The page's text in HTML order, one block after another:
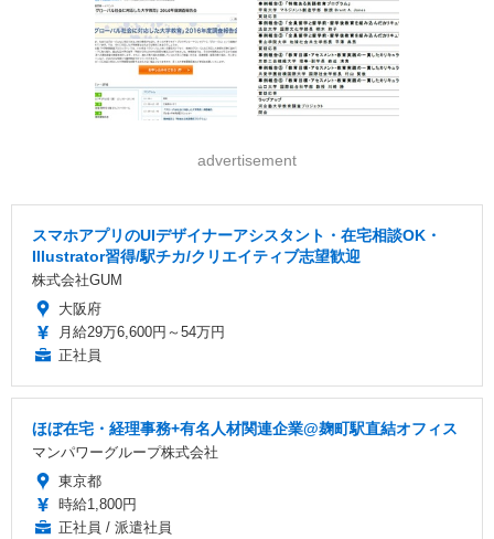
advertisement
スマホアプリのUIデザイナーアシスタント・在宅相談OK・
Illustrator習得/駅チカ/クリエイティブ志望歓迎
株式会社GUM
大阪府
月給29万6,600円～54万円
正社員
ほぼ在宅・経理事務+有名人材関連企業@麹町駅直結オフィス
マンパワーグループ株式会社
東京都
時給1,800円
正社員 / 派遣社員